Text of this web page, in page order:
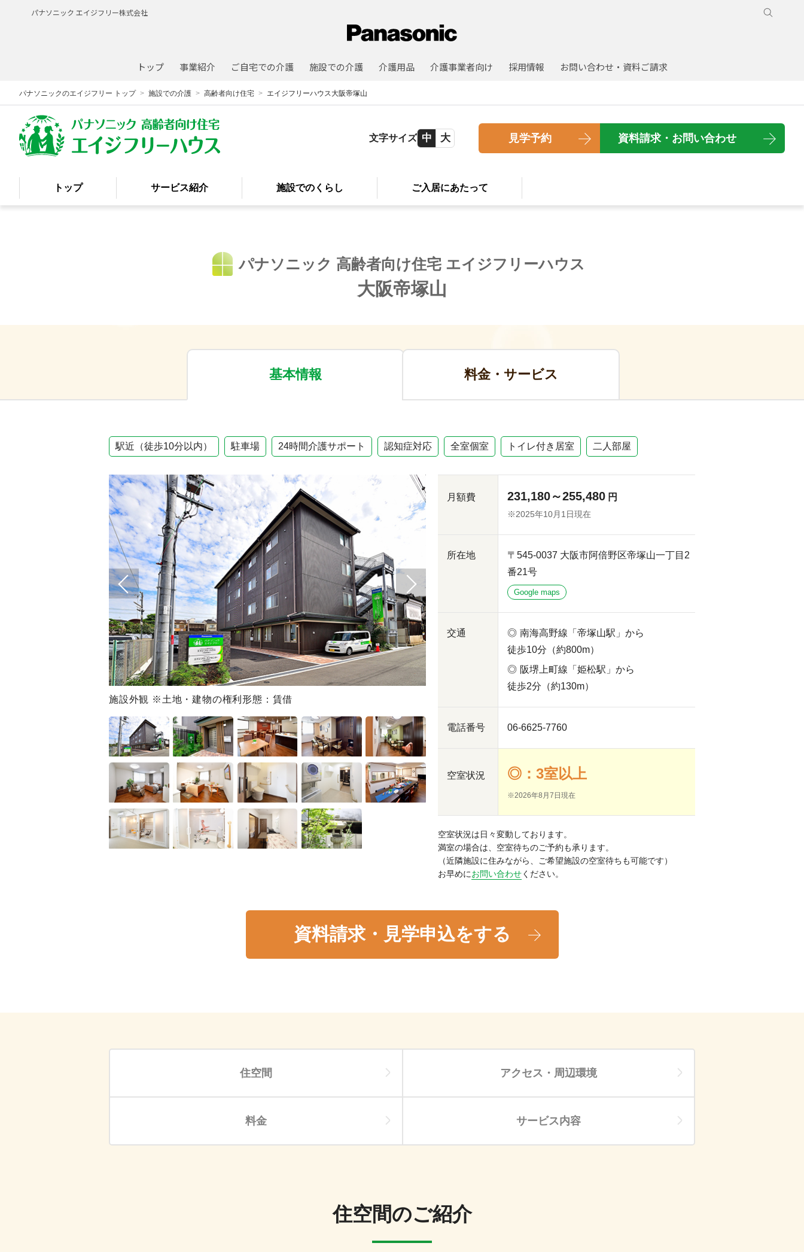
パナソニック エイジフリー株式会社
トップ 事業紹介 ご自宅での介護 施設での介護 介護用品 介護事業者向け 採用情報 お問い合わせ・資料ご請求
パナソニックのエイジフリー トップ 施設での介護 高齢者向け住宅 エイジフリーハウス大阪帝塚山
文字サイズ 中 大 見学予約 資料請求 ・ お問い合わせ
トップ サービス紹介 施設でのくらし ご入居にあたって
パナソニック 高齢者向け住宅 エイジフリーハウス
大阪帝塚山
基本情報 料金・サービス
駅近（徒歩10分以内） 駐車場 24時間介護サポート 認知症対応 全室個室 トイレ付き居室 二人部屋
施設外観 ※土地・建物の権利形態：賃借
月額費 231,180～255,480 円
※2025年10月1日現在
所在地
〒545-0037 大阪市阿倍野区帝塚山一丁目2
番21号
Google maps
交通
南海高野線「帝塚山駅」から
徒歩10分（約800m）
阪堺上町線「姫松駅」から
徒歩2分（約130m）
電話番号 06-6625-7760
空室状況 ◎：3室以上
※2026年8月7日現在
空室状況は日々変動しております。
満室の場合は、空室待ちのご予約も承ります。
（近隣施設に住みながら、ご希望施設の空室待ちも可能です）
お早めにお問い合わせください。
資料請求・見学申込をする
住空間 アクセス・周辺環境
料金 サービス内容
住空間のご紹介